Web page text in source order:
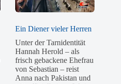
Ein Diener vieler Herren
Unter der Tarnidentität
Hannah Herold – als
frisch gebackene Ehefrau
von Sebastian – reist
Anna nach Pakistan und